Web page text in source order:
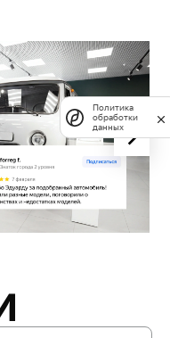
Политика
обработки
данных